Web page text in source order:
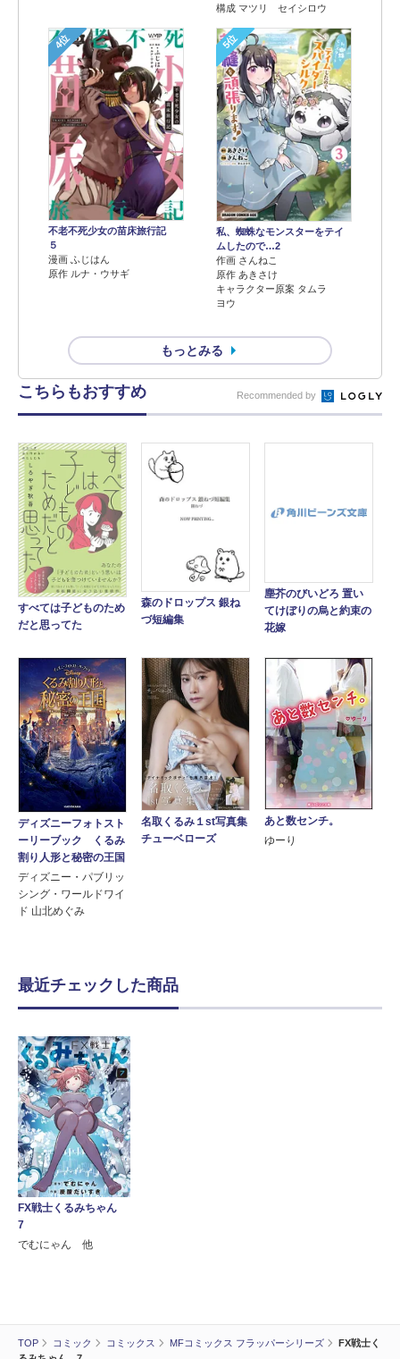
TOP コミック コミックス MFコミックス フラッパーシリーズ
FX戦士く
構成 マツリ セイシロウ
4位
不老不死少女の苗床旅行記
５
漫画 ふじはん
原作 ルナ・ウサギ
5位
私、蜘蛛なモンスターをテイ
ムしたので…2
作画 さんねこ
原作 あきさけ
キャラクター原案 タムラ
ヨウ
もっとみる
こちらもおすすめ Recommended by
すべては子どものため
だと思ってた
森のドロップス 銀ね
づ短編集
塵芥のびいどろ 置い
てけぼりの烏と約束の
花嫁
ディズニーフォトスト
ーリーブック くるみ
割り人形と秘密の王国
ディズニー・パブリッ
シング・ワールドワイ
ド 山北めぐみ
名取くるみ１st写真集
チューベローズ
あと数センチ。
ゆーり
最近チェックした商品
FX戦士くるみちゃん
7
でむにゃん 他